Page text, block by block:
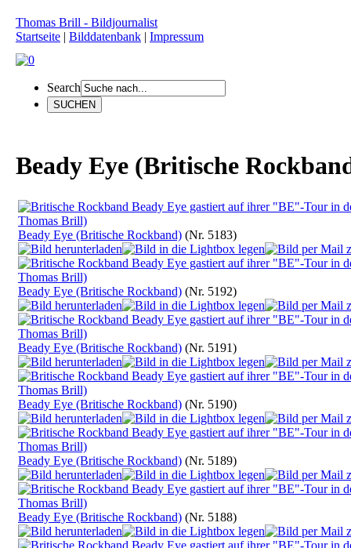
Thomas Brill - Bildjournalist
Startseite | Bilddatenbank | Impressum
Search
Beady Eye (Britische
Beady Eye (Britische Rockband) (Nr. 5183)
Beady Eye (Britische Rockband) (Nr. 5192)
Beady Eye (Britische Rockband) (Nr. 5191)
Beady Eye (Britische Rockband) (Nr. 5190)
Beady Eye (Britische Rockband) (Nr. 5189)
Beady Eye (Britische Rockband) (Nr. 5188)